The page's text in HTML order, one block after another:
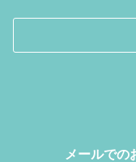
メールでの